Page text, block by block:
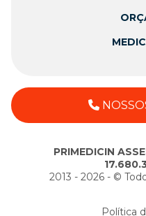
PRIMEDICIN
2013 - 2026 - ©️
Política